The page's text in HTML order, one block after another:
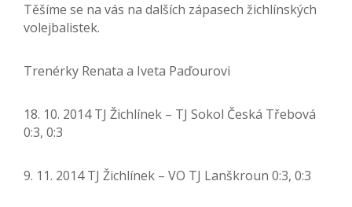
Těšíme se na vás na dalších zápasech žichlínských
volejbalistek.
Trenérky Renata a Iveta Paďourovi
18. 10. 2014 TJ Žichlínek – TJ Sokol Česká Třebová
0:3, 0:3
9. 11. 2014 TJ Žichlínek – VO TJ Lanškroun 0:3, 0:3